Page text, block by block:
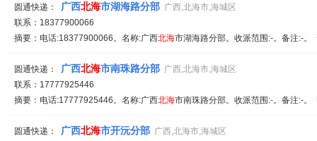
圆通快递： 广西北海市湖海路分部 广西,北海市,海城区
联系：18377900066
摘要：电话:18377900066。名称:广西北海市湖海路分部。收派范围:-。备注:-。
圆通快递： 广西北海市南珠路分部 广西,北海市,海城区
联系：17777925446
摘要：电话:17777925446。名称:广西北海市南珠路分部。收派范围:-。备注:-。
圆通快递： 广西北海市开沅分部 广西,北海市,海城区